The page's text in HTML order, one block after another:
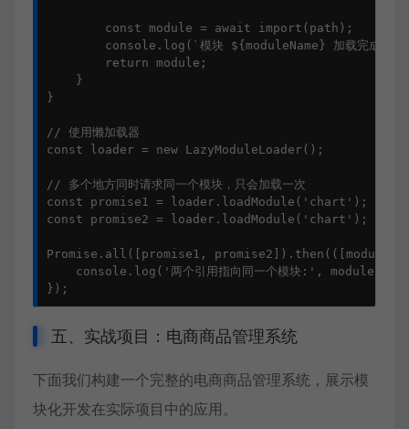
        const module = await import(path);
        console.log(`模块 ${moduleName} 加载完成`);
        return module;
    }
}
// 使用懒加载器
const loader = new LazyModuleLoader();
// 多个地方同时请求同一个模块，只会加载一次
const promise1 = loader.loadModule('chart');
const promise2 = loader.loadModule('chart');
Promise.all([promise1,
console.log('两个引用指向同一个模块:', module1
});
五、实战项目：电商商品管理系统
下面我们构建一个完整的电商商品管理系统，展示模
块化开发在实际项目中的应用。